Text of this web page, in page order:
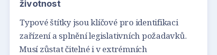
životnost
Typové štítky jsou klíčové pro identifikaci
zařízení a splnění legislativních požadavků.
Musí zůstat čitelné i v extrémních